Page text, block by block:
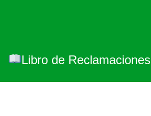
Libro de Reclamaciones